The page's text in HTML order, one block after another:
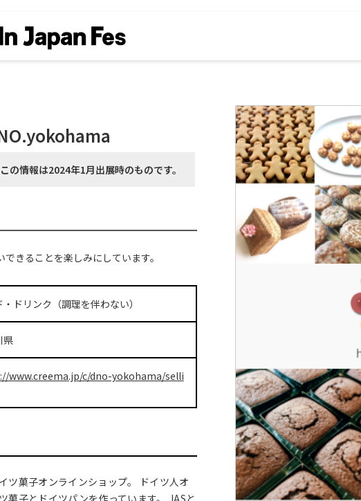
この情報は2024年1月出展時のものです。
きることを楽しみにしています。
・ドリンク（調理を伴わない）
県
www.creema.jp/c/dno-yokohama/selli
ツ菓子オンラインショップ。 ドイツ人オ
菓子とドイツパンを作っています。 JASと